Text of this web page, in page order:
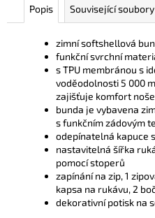
Popis Související
zimní softshellová
funkční svrchní
s TPU membránou s
voděodolnosti 5 000
zajišťuje komfort
bunda je vybavena
s funkčním zádovým
odepínatelná kapuce
nastavitelná šířka
pomocí stoperů
zapínání na zip, 1
kapsa na rukávu, 2
dekorativní potisk na